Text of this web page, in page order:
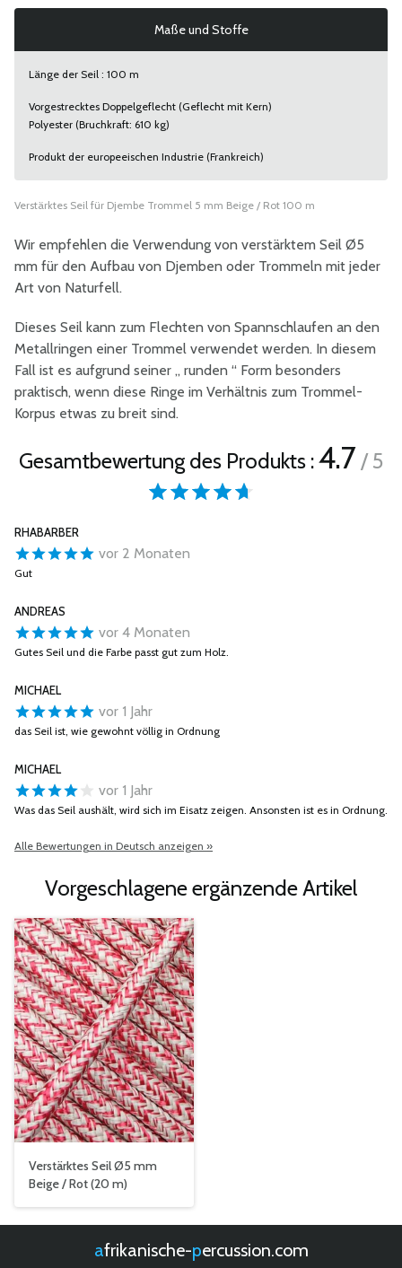
Maße und Stoffe
Länge der Seil : 100 m
Vorgestrecktes Doppelgeflecht (Geflecht mit Kern)
Polyester (Bruchkraft: 610 kg)
Produkt der europeeischen Industrie (Frankreich)
Verstärktes Seil für Djembe Trommel 5 mm Beige / Rot 100 m
Wir empfehlen die Verwendung von verstärktem Seil Ø5
mm für den Aufbau von Djemben oder Trommeln mit jeder
Art von Naturfell.
Dieses Seil kann zum Flechten von Spannschlaufen an den
Metallringen einer Trommel verwendet werden. In diesem
Fall ist es aufgrund seiner „ runden “ Form besonders
praktisch, wenn diese Ringe im Verhältnis zum Trommel-
Korpus etwas zu breit sind.
Gesamtbewertung des Produkts :4.7/ 5
RHABARBER
vor 2 Monaten
Gut
ANDREAS
vor 4 Monaten
Gutes Seil und die Farbe passt gut zum Holz.
MICHAEL
vor 1 Jahr
das Seil ist, wie gewohnt völlig in Ordnung
MICHAEL
vor 1 Jahr
Was das Seil aushält, wird sich im Eisatz zeigen. Ansonsten ist es in Ordnung.
Alle Bewertungen in Deutsch anzeigen »
Vorgeschlagene ergänzende Artikel
Verstärktes Seil Ø5 mm
Beige / Rot (20 m)
afrikanische- percussion.com